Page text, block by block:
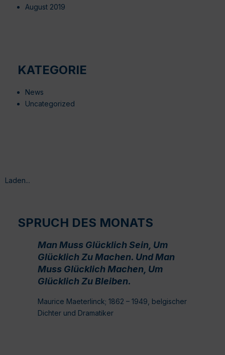
August 2019
KATEGORIE
News
Uncategorized
Laden...
SPRUCH DES MONATS
Man Muss Glücklich Sein, Um
Glücklich Zu Machen. Und Man
Muss Glücklich Machen, Um
Glücklich Zu Bleiben.
Maurice Maeterlinck; 1862 – 1949, belgischer
Dichter und Dramatiker